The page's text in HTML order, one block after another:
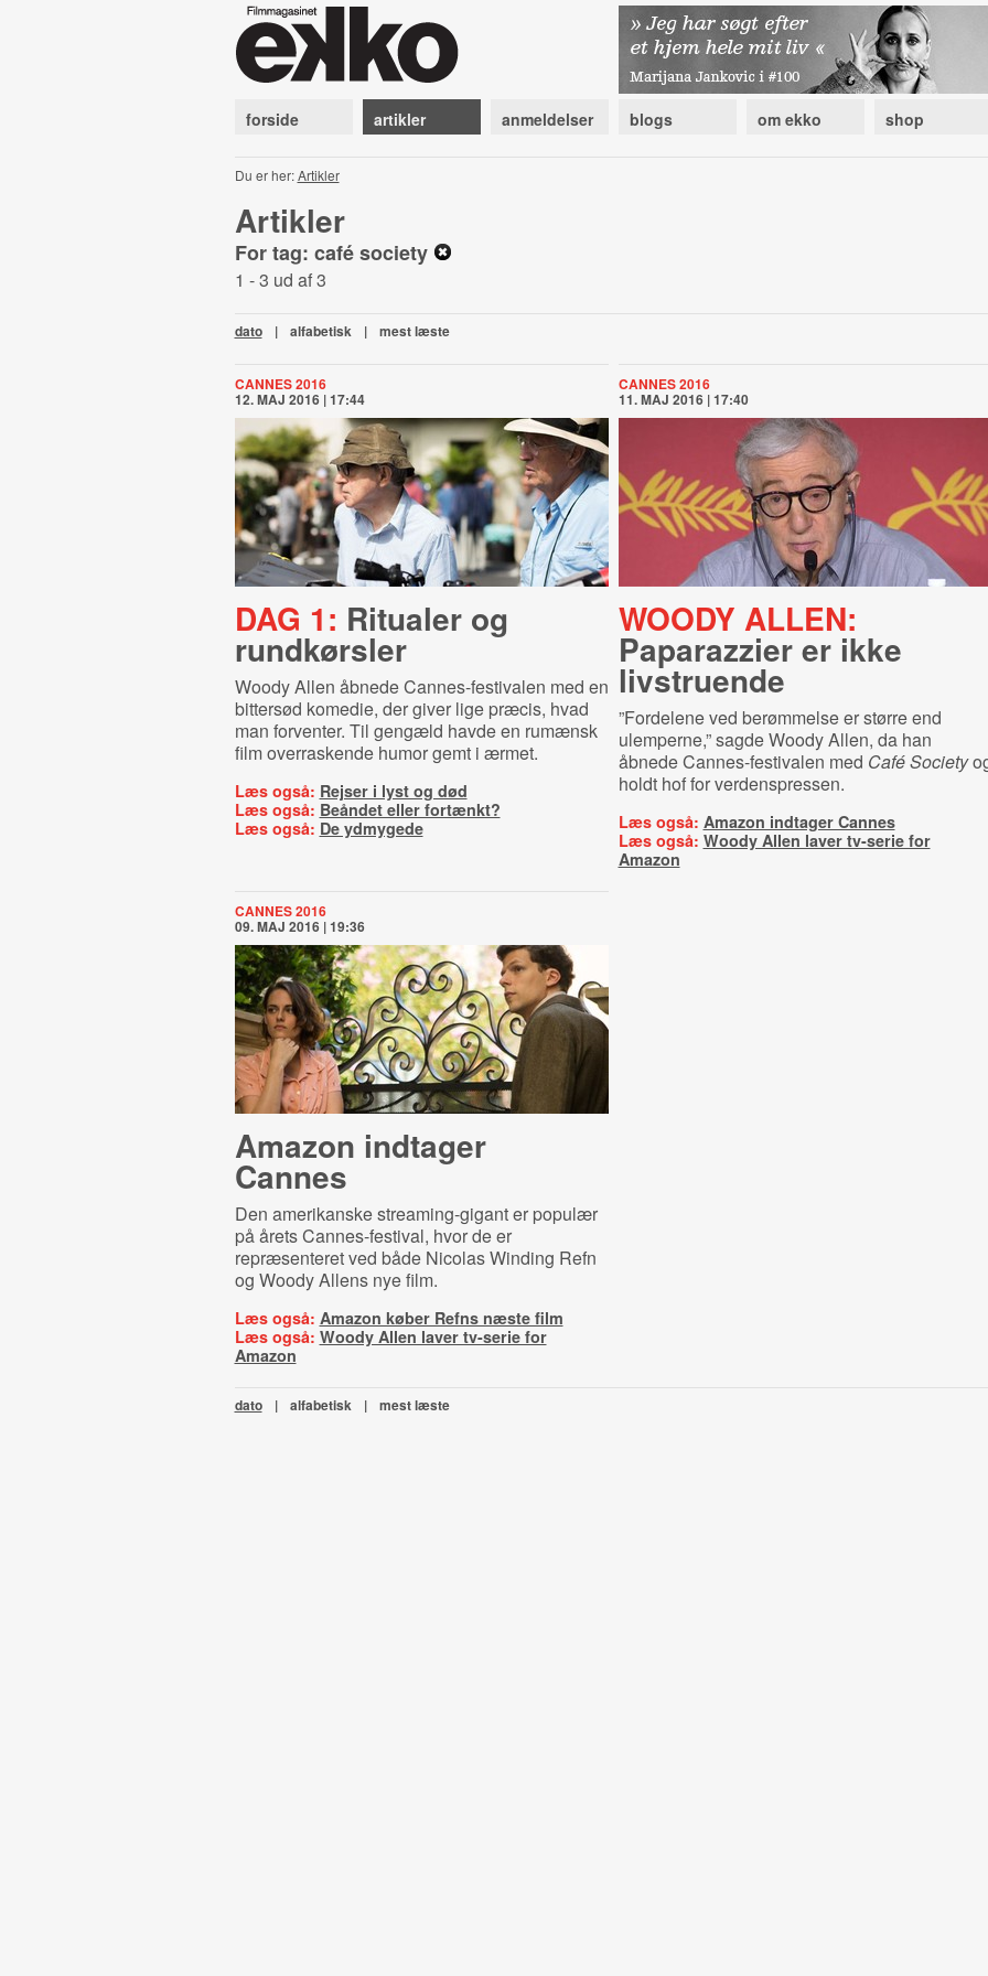
forside artikler anmeldelser blogs om ekko shop
Du er her:Artikler
Artikler
For tag: café society
1 - 3 ud af 3
dato | alfabetisk | mest læste
CANNES 2016
12. MAJ 2016 | 17:44
DAG 1: Ritualer og
rundkørsler
Woody Allen åbnede Cannes-festivalen med en
bittersød komedie, der giver lige præcis, hvad
man forventer. Til gengæld havde en rumænsk
film overraskende humor gemt i ærmet.
Læs også: Rejser i lyst og død
Læs også: Beåndet eller fortænkt?
Læs også: De ydmygede
CANNES 2016
11. MAJ 2016 | 17:40
WOODY ALLEN:
Paparazzier er ikke
livstruende
”Fordelene ved berømmelse er større end
ulemperne,” sagde Woody Allen, da han
åbnede Cannes-festivalen med Café Society
holdt hof for verdenspressen.
Læs også: Amazon indtager Cannes
Læs også: Woody Allen laver tv-serie for
Amazon
CANNES 2016
09. MAJ 2016 | 19:36
Amazon indtager
Cannes
Den amerikanske streaming-gigant er populær
på årets Cannes-festival, hvor de er
repræsenteret ved både Nicolas Winding Refn
og Woody Allens nye film.
Læs også: Amazon køber Refns næste film
Læs også: Woody Allen laver tv-serie for
Amazon
dato | alfabetisk | mest læste